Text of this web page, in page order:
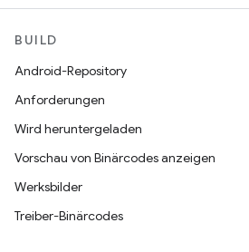
BUILD
Android-Repository
Anforderungen
Wird heruntergeladen
Vorschau von Binärcodes anzeigen
Werksbilder
Treiber-Binärcodes